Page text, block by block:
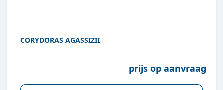
CORYDORAS AGASSIZII
prijs op aanvraag